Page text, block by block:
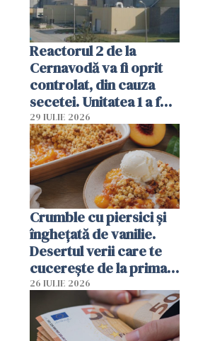
Reactorul 2 de la
Cernavodă va fi oprit
controlat, din cauza
secetei. Unitatea 1 a fost
deja oprită
29 IULIE 2026
Crumble cu piersici și
înghețată de vanilie.
Desertul verii care te
cucerește de la prima
lingură
26 IULIE 2026